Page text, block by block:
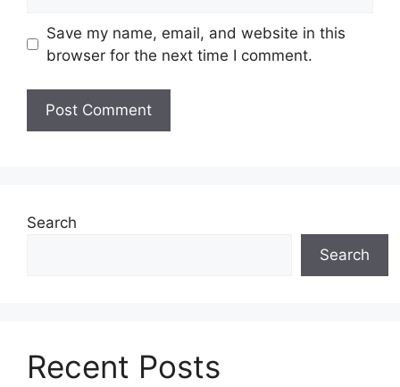
Save my name, email, and website in this
browser for the next time I comment.
Search
Search
Recent Posts